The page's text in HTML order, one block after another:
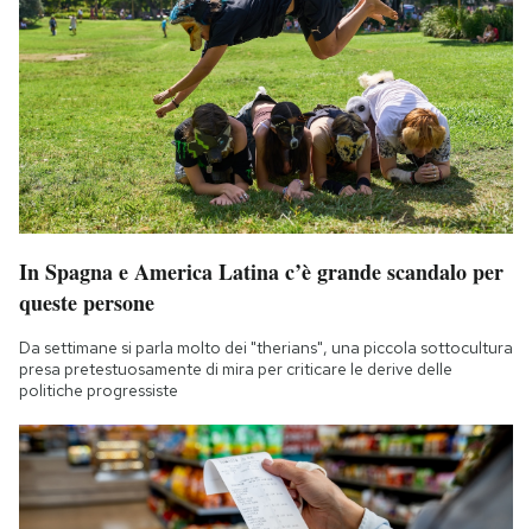
In Spagna e America Latina c’è grande scandalo per
queste persone
Da settimane si parla molto dei "therians", una piccola sottocultura
presa pretestuosamente di mira per criticare le derive delle
politiche progressiste